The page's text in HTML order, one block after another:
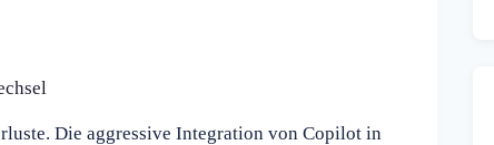
Die aggressive Integration von Copilot in